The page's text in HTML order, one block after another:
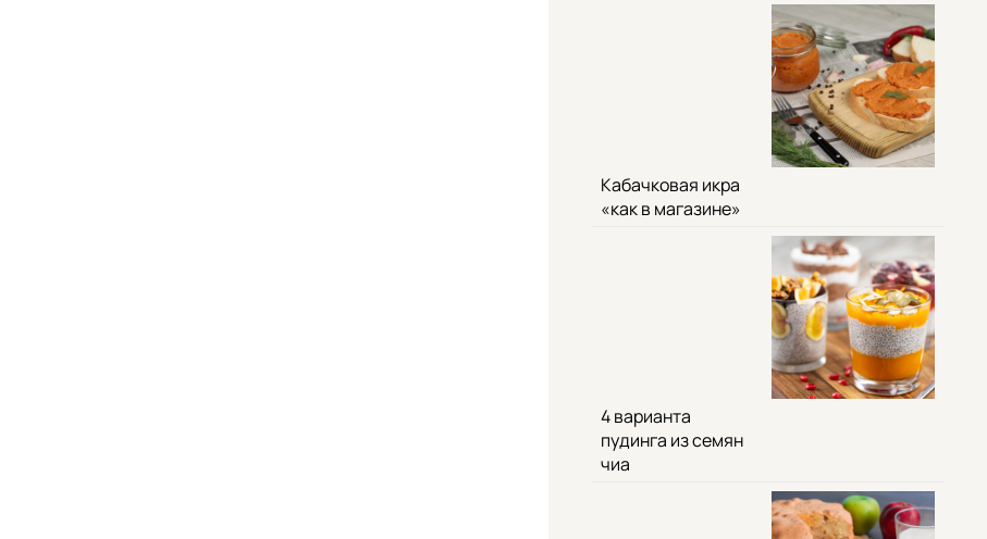
Кабачковая икра
«как в магазине»
4 варианта
пудинга из семян
чиа